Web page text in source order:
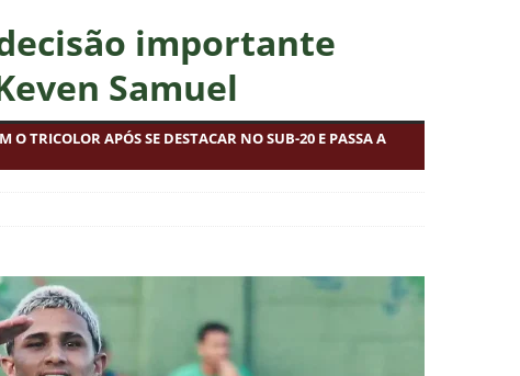
no CT, diretoria do Fluminense define futuro de Zubeldía
no Fluminense, Fabinho tem saída anunciada pelo Al-Ittihad e
milionário! Veja quanto o Fluminense deixou de arrecadar após
detona postura do Fluminense em derrota para o Vasco
X Internacional — Oitavas Copa do Brasil 2026: Palpites, Odds
importante
Samuel
TRICOLOR APÓS SE DESTACAR NO SUB-20 E PASSA A